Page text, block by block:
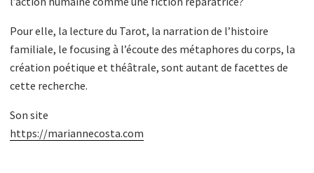
Pour elle, la lecture du Tarot, la narration de l’histoire
familiale, le focusing à l’écoute des métaphores du corps, la
création poétique et théâtrale, sont autant de facettes de
cette recherche.
Son site
https://mariannecosta.com